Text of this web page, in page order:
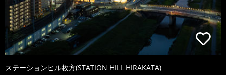
ステーションヒル枚方(STATION HILL HIRAKATA)